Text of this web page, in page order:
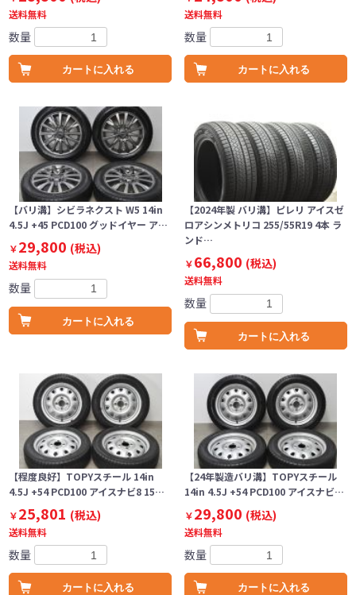
送料無料
数量
カートに入れる
送料無料
数量
カートに入れる
【バリ溝】シビラネクスト W5 14in
4.5J +45 PCD100 グッドイヤー ア…
￥29,800 (税込)
送料無料
数量
カートに入れる
【2024年製 バリ溝】ピレリ アイスゼ
ロアシンメトリコ 255/55R19 4本 ラ
ンド…
￥66,800 (税込)
送料無料
数量
カートに入れる
【程度良好】TOPYスチール 14in
4.5J +54 PCD100 アイスナビ8 15…
￥25,801 (税込)
送料無料
数量
カートに入れる
【24年製造バリ溝】TOPYスチール
14in 4.5J +54 PCD100 アイスナビ…
￥29,800 (税込)
送料無料
数量
カートに入れる